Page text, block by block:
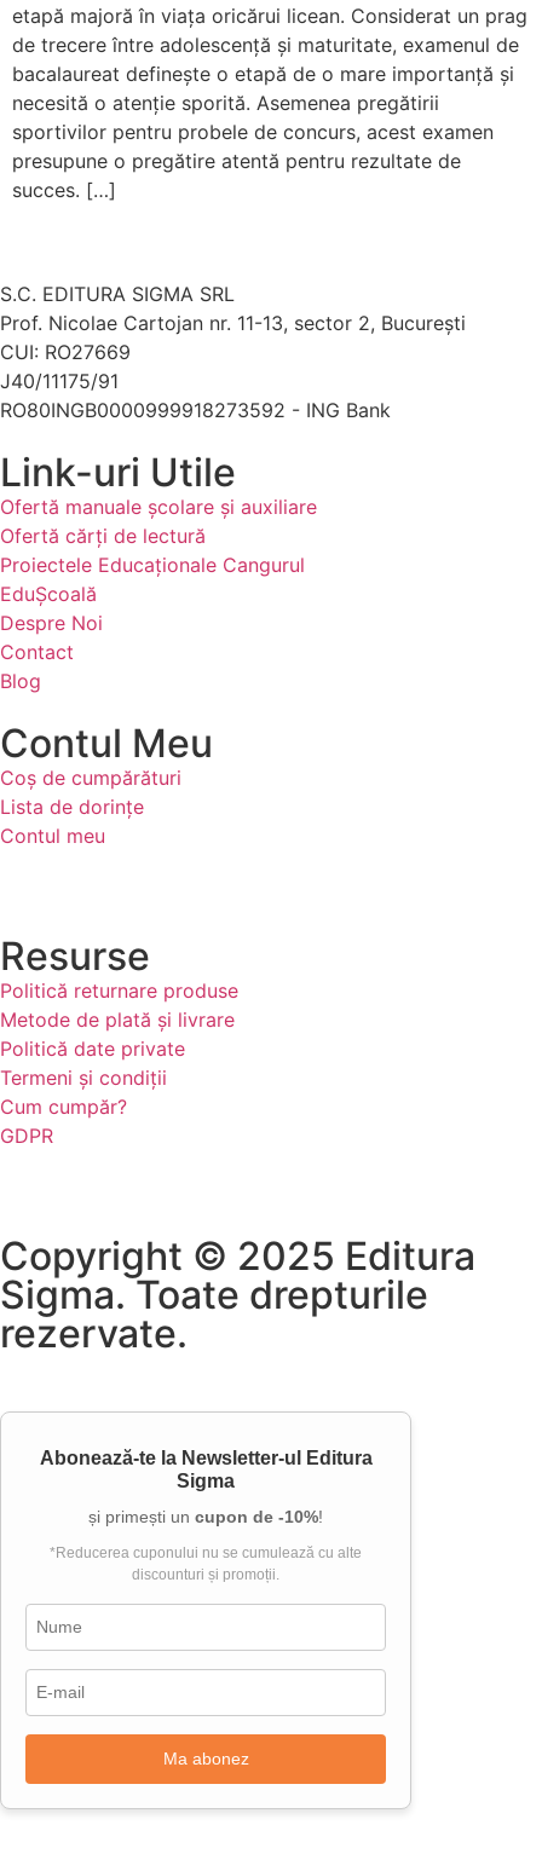
etapă majoră în viața oricărui licean. Considerat un prag
de trecere între adolescență și maturitate, examenul de
bacalaureat definește o etapă de o mare importanță și
necesită o atenție sporită. Asemenea pregătirii
sportivilor pentru probele de concurs, acest examen
presupune o pregătire atentă pentru rezultate de
succes. […]
S.C. EDITURA SIGMA SRL
Prof. Nicolae Cartojan nr. 11-13, sector 2, București
CUI: RO27669
J40/11175/91
RO80INGB0000999918273592 - ING Bank
Link-uri Utile
Ofertă manuale şcolare şi auxiliare
Ofertă cărți de lectură
Proiectele Educaţionale Cangurul
EduȘcoală
Despre Noi
Contact
Blog
Contul Meu
Coș de cumpărături
Lista de dorințe
Contul meu
Resurse
Politică returnare produse
Metode de plată și livrare
Politică date private
Termeni și condiții
Cum cumpăr?
GDPR
Copyright © 2025 Editura
Sigma. Toate drepturile
rezervate.
Abonează-te la Newsletter-ul Editura
Sigma
și primești un cupon de -10%!
*Reducerea cuponului nu se cumulează cu alte
discounturi și promoții.
Ma abonez